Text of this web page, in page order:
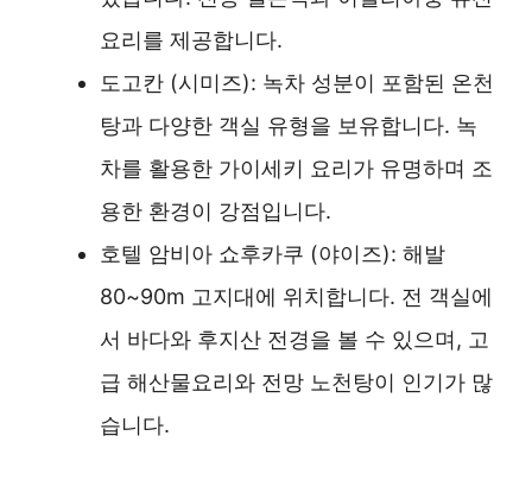
요리를 제공합니다.
도고칸 (시미즈): 녹차 성분이 포함된 온천
탕과 다양한 객실 유형을 보유합니다. 녹
차를 활용한 가이세키 요리가 유명하며 조
용한 환경이 강점입니다.
호텔 암비아 쇼후카쿠 (야이즈): 해발
80~90m 고지대에 위치합니다. 전 객실에
서 바다와 후지산 전경을 볼 수 있으며, 고
급 해산물요리와 전망 노천탕이 인기가 많
습니다.